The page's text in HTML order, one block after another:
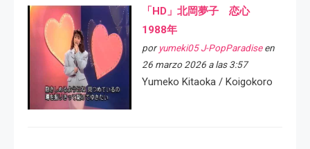
「HD」北岡夢子 恋心
1988年
por yumeki05 J-PopParadiseen
26 marzo 2026 a las 3:57
Yumeko Kitaoka / Koigokoro